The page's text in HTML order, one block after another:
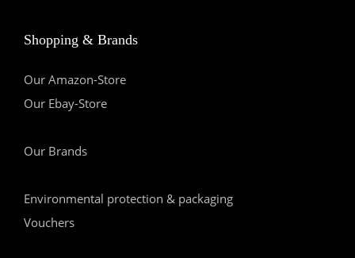
Shopping & Brands
Our Amazon-Store
Our Ebay-Store
Our Brands
Environmental protection & packaging
Vouchers